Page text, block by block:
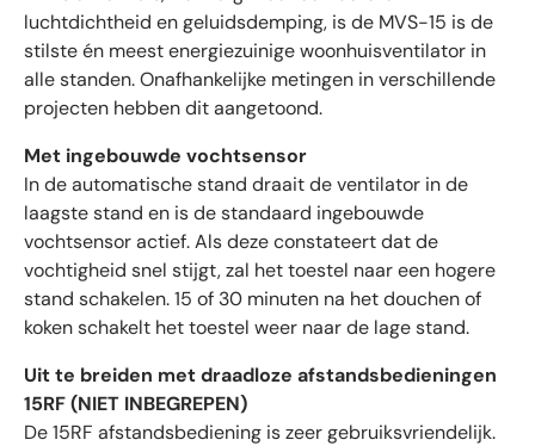
luchtdichtheid en geluidsdemping, is de MVS-15 is de
stilste én meest energiezuinige woonhuisventilator in
alle standen. Onafhankelijke metingen in verschillende
projecten hebben dit aangetoond.
Met ingebouwde vochtsensor
In de automatische stand draait de ventilator in de
laagste stand en is de standaard ingebouwde
vochtsensor actief. Als deze constateert dat de
vochtigheid snel stijgt, zal het toestel naar een hogere
stand schakelen. 15 of 30 minuten na het douchen of
koken schakelt het toestel weer naar de lage stand.
Uit te breiden met draadloze afstandsbedieningen
15RF (NIET INBEGREPEN)
De 15RF afstandsbediening is zeer gebruiksvriendelijk.